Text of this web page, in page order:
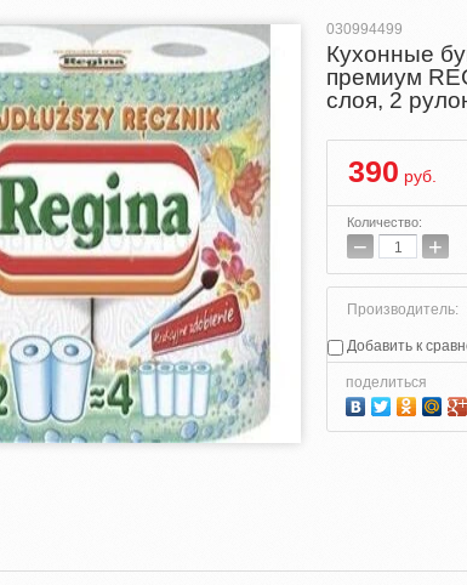
030994499
Кухонные
премиум
слоя, 2
390 руб.
Количество:
− +
Производитель:
Добавить к
поделиться